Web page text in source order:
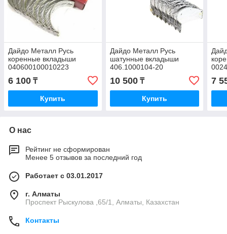
Дайдо Металл Русь
коренные вкладыши
040600100010223
6 100 ₸
Купить
Дайдо Металл Русь
шатунные вкладыши
406.1000104-20
10 500₸
Купить
7
О нас
Рейтинг не сформирован
Менее 5 отзывов за последний год
Работает с 03.01.2017
г. Алматы
Проспект Рыскулова ,65/1, Алматы, Казахстан
Контакты